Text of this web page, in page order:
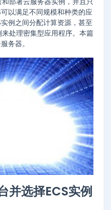
部署云服务器实例，并且只
以满足不同规模和种类的应
例之间分配计算资源，甚至
处理密集型应用程序。本篇
务器。
并选择ECS实例